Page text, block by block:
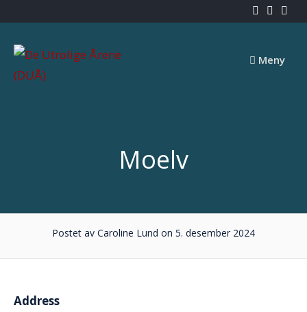
content
Meny
Moelv
Postet av Caroline Lund on 5. desember 2024
Address